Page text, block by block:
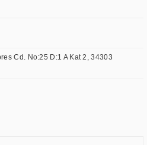
Cd. No:25 D:1 A Kat 2, 34303